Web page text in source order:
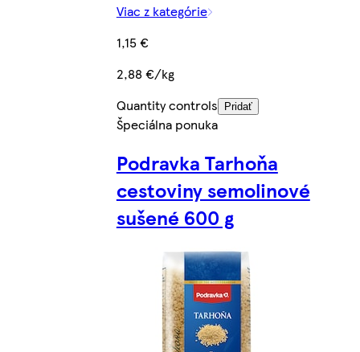
Viac z kategórie
1,15 €
2,88 €/kg
Quantity controls
Pridať
Špeciálna ponuka
Podravka Tarhoňa
cestoviny semolinové
sušené 600 g